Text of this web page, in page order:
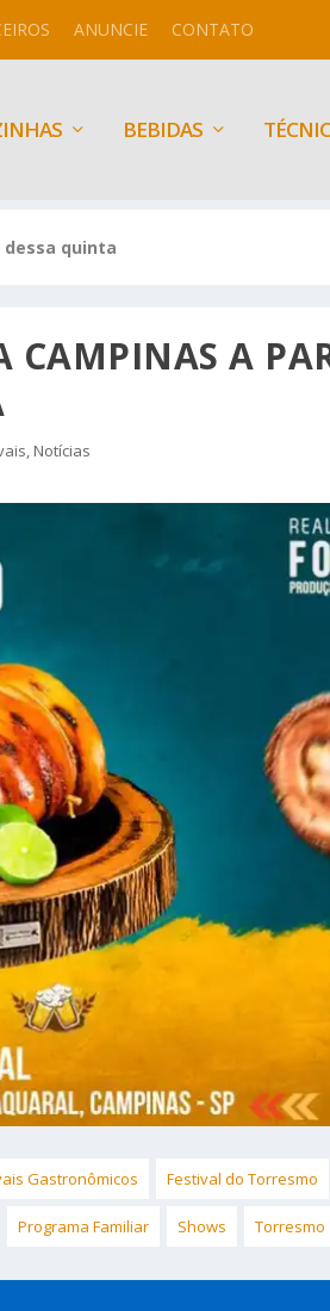
ANUNCIE CONTATO
BEBIDAS
quinta
CAMPINAS A
, Notícias
Gastronômicos Festival do Torresmo
Programa Familiar Shows Torresmo